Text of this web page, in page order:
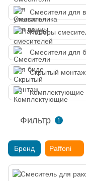
Смесители для
Наборы
Смесители для
Скрытый монтаж
Комплектующие
Фильтр 1
Бренд Paffoni